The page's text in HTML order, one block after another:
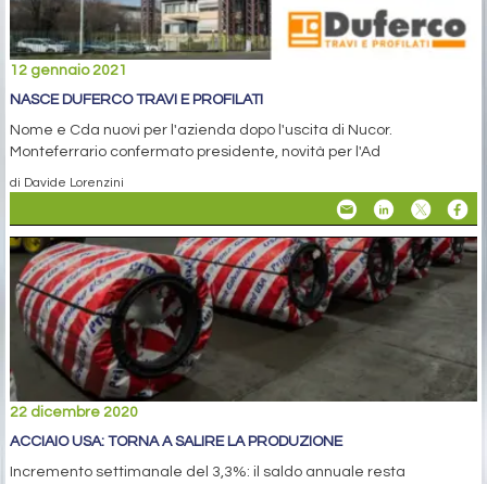
12 gennaio 2021
NASCE DUFERCO TRAVI E PROFILATI
Nome e Cda nuovi per l'azienda dopo l'uscita di Nucor.
Monteferrario confermato presidente, novità per l'Ad
di Davide Lorenzini
22 dicembre 2020
ACCIAIO USA: TORNA A SALIRE LA PRODUZIONE
Incremento settimanale del 3,3%: il saldo annuale resta